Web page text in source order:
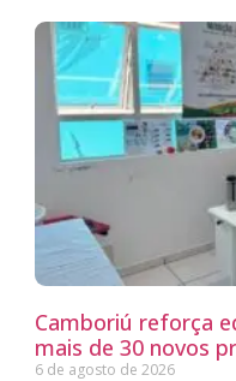
Camboriú reforça
mais de 30 novos
6 de agosto de 2026